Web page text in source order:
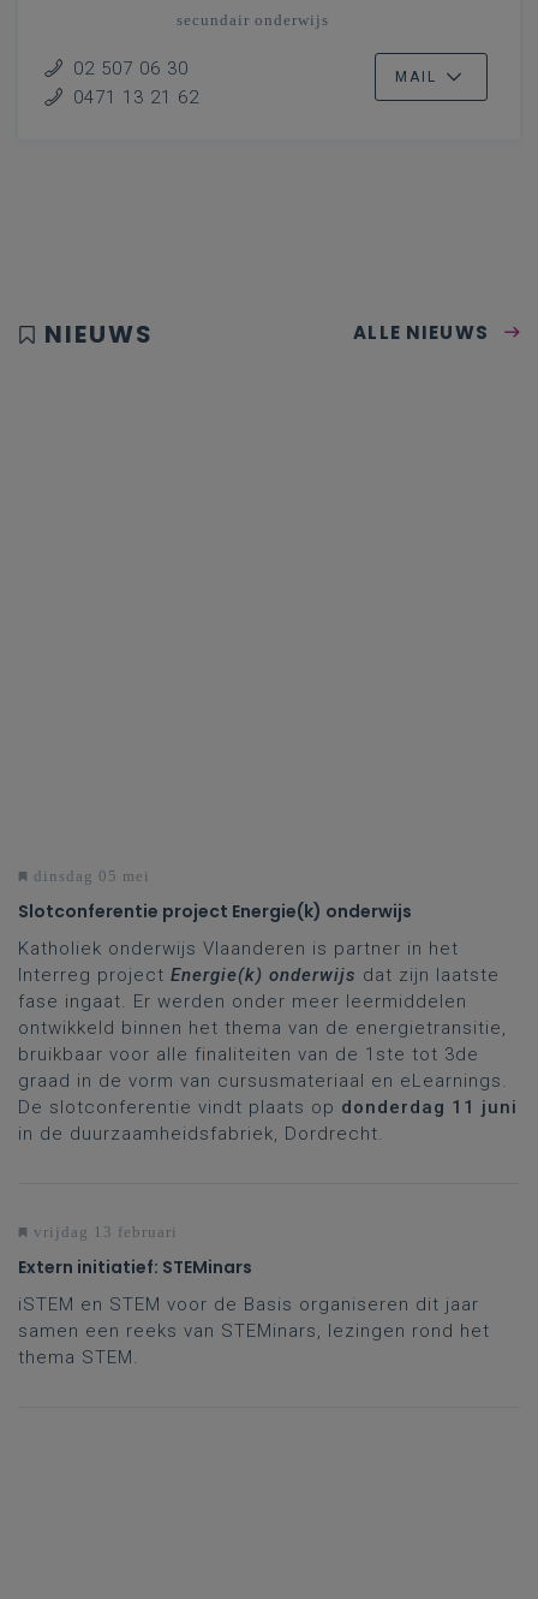
secundair onderwijs
02 507 06 30
0471 13 21 62
MAIL
NIEUWS ALLE NIEUWS
dinsdag 05 mei
Slotconferentie project Energie(k) onderwijs
Katholiek onderwijs Vlaanderen is partner in het
Interreg project Energie(k) onderwijs dat zijn laatste
fase ingaat. Er werden onder meer leermiddelen
ontwikkeld binnen het thema van de energietransitie,
bruikbaar voor alle finaliteiten van de 1ste tot 3de
graad in de vorm van cursusmateriaal en eLearnings.
De slotconferentie vindt plaats op donderdag 11 juni
in de duurzaamheidsfabriek, Dordrecht.
vrijdag 13 februari
Extern initiatief: STEMinars
iSTEM en STEM voor de Basis organiseren dit jaar
samen een reeks van STEMinars, lezingen rond het
thema STEM.